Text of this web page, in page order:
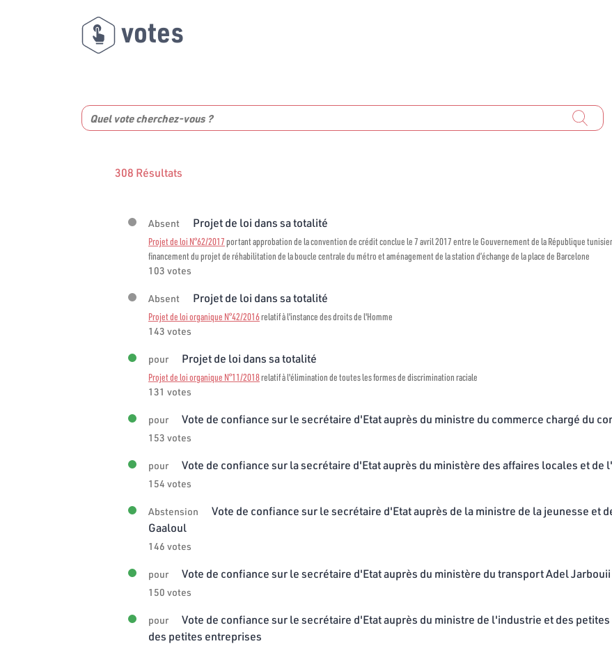
votes
308 Résultats
Absent Projet de loi dans sa totalité
Projet de loi N°62/2017portant approbation de la convention de crédit conclue le 7 avril 2017 entre le Gouvernement de la République
financement du projet de réhabilitation de la boucle centrale du métro et aménagement de la station d’échange de la place de Barcelone
103 votes
Absent Projet de loi dans sa totalité
Projet de loi organique N°42/2016relatif à l'instance des droits de l'Homme
143 votes
pour Projet de loi dans sa totalité
Projet de loi organique N°11/2018relatif à l'élimination de toutes les formes de discrimination raciale
131 votes
pour Vote de confiance sur le secrétaire d'Etat auprès du ministre du commerce chargé du
153 votes
pour Vote de confiance sur la secrétaire d'Etat auprès du ministère des affaires locales et de
154 votes
Abstension
Vote de confiance sur le secrétaire d'Etat auprès de la ministre de la jeunesse et
Gaaloul
146 votes
pour Vote de confiance sur le secrétaire d'Etat auprès du ministère du transport Adel Jarbouii
150 votes
pour
Vote de confiance sur le secrétaire d'Etat auprès du ministre de l'industrie et des
des petites entreprises